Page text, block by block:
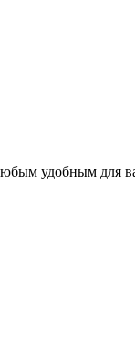
удобным для